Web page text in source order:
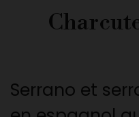
Serrano et